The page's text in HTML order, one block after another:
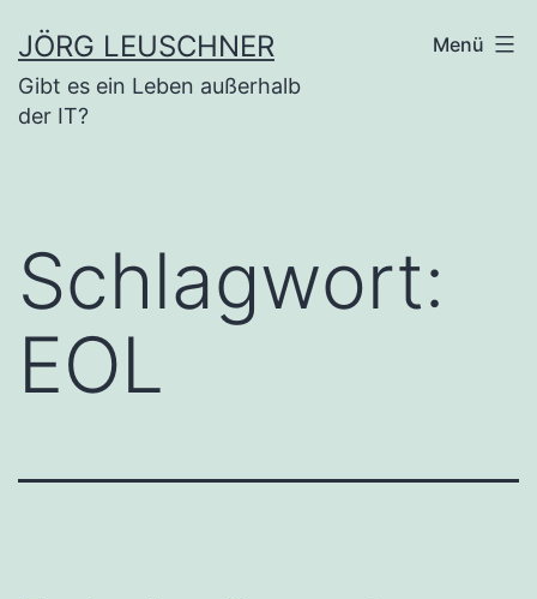
Inhalt
springen
JÖRG LEUSCHNER
Gibt es ein Leben außerhalb
der IT?
Menü
Schlagwort:
EOL